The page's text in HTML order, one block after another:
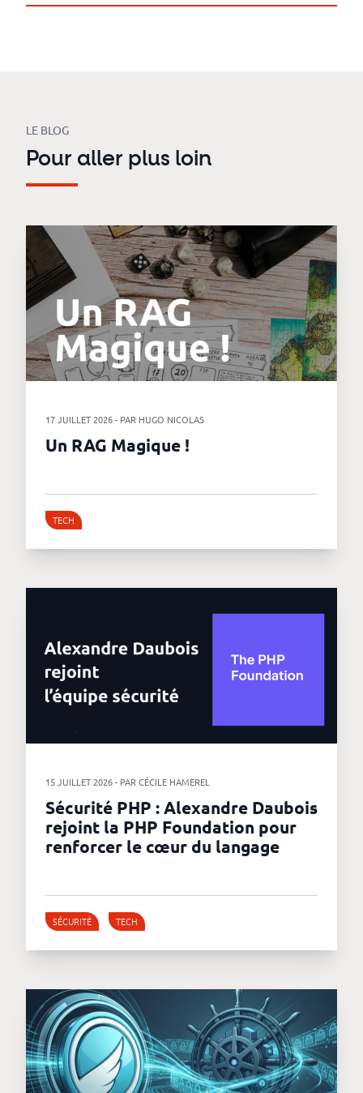
LE BLOG
Pour aller plus loin
17 JUILLET 2026 - PAR HUGO NICOLAS
Un RAG Magique !
TECH
15 JUILLET 2026 - PAR CÉCILE HAMEREL
Sécurité PHP : Alexandre Daubois
rejoint la PHP Foundation pour
renforcer le cœur du langage
SÉCURITÉ TECH